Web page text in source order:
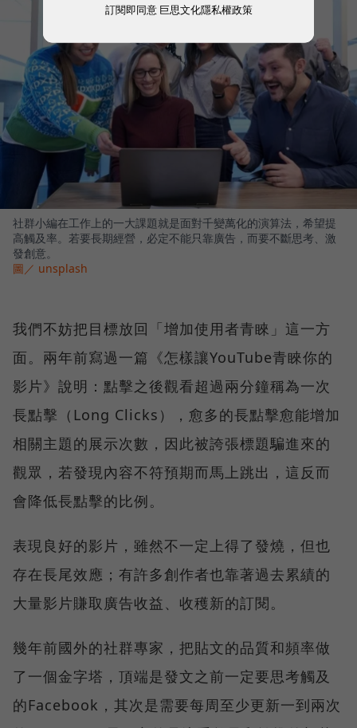
社群小編在工作上的一大課題就是面對千變萬化的演算法，希望提
高觸及率。若要長期經營，必定不能只靠廣告，而要不斷思考、激
發創意。
圖／ unsplash
我們不妨把目標放回「增加使用者青睞」這一方
面。兩年前寫過一篇《怎樣讓YouTube青睞你的
影片》說明：點擊之後觀看超過兩分鐘稱為一次
長點擊（Long Clicks），愈多的長點擊愈能增加
相關主題的展示次數，因此被誇張標題騙進來的
觀眾，若發現內容不符預期而馬上跳出，這反而
會降低長點擊的比例。
表現良好的影片，雖然不一定上得了發燒，但也
存在長尾效應；有許多創作者也靠著過去累績的
大量影片賺取廣告收益、收穫新的訂閱。
幾年前國外的社群專家，把貼文的品質和頻率做
了一個金字塔，頂端是發文之前一定要思考觸及
的Facebook，其次是需要每周至少更新一到兩次
訂閱即同意 巨思文化隱私權政策